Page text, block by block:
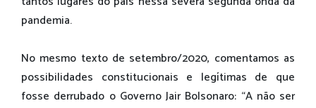
pandemia.
No mesmo texto de setembro/2020, comentamos as
possibilidades constitucionais e legítimas de que
fosse derrubado o Governo Jair Bolsonaro: “A não ser